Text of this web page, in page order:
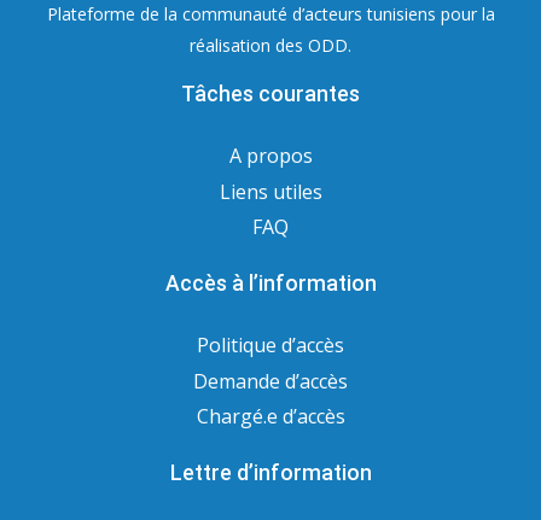
Plateforme de la communauté d’acteurs tunisiens pour la
réalisation des ODD.
Tâches courantes
A propos
Liens utiles
FAQ
Accès à l’information
Politique d’accès
Demande d’accès
Chargé.e d’accès
Lettre d’information